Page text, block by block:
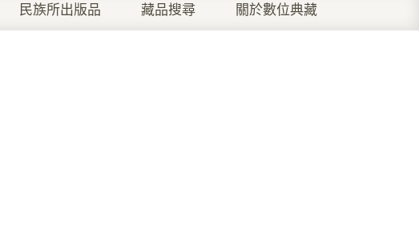
民族所出版品 藏品搜尋 關於數位典藏